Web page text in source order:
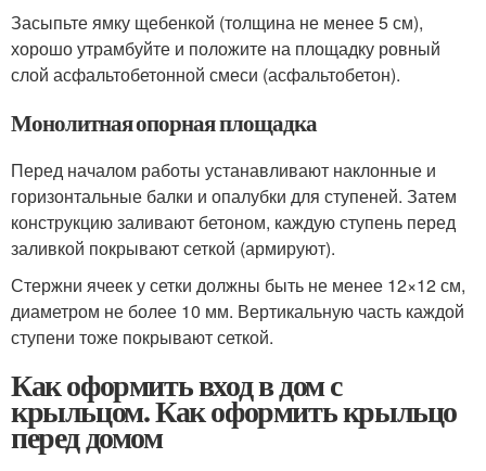
Засыпьте ямку щебенкой (толщина не менее 5 см),
хорошо утрамбуйте и положите на площадку ровный
слой асфальтобетонной смеси (асфальтобетон).
Монолитная опорная площадка
Перед началом работы устанавливают наклонные и
горизонтальные балки и опалубки для ступеней. Затем
конструкцию заливают бетоном, каждую ступень перед
заливкой покрывают сеткой (армируют).
Стержни ячеек у сетки должны быть не менее 12×12 см,
диаметром не более 10 мм. Вертикальную часть каждой
ступени тоже покрывают сеткой.
Как оформить вход в дом с
крыльцом. Как оформить крыльцо
перед домом